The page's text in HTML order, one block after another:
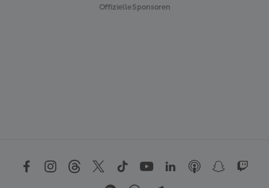
Offizielle Sponsoren